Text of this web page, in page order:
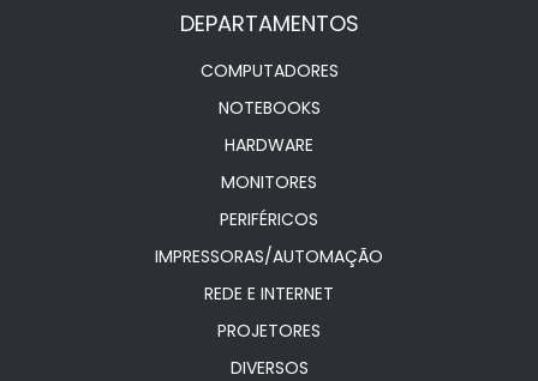
DEPARTAMENTOS
COMPUTADORES
NOTEBOOKS
HARDWARE
MONITORES
PERIFÉRICOS
IMPRESSORAS/AUTOMAÇÃO
REDE E INTERNET
PROJETORES
DIVERSOS